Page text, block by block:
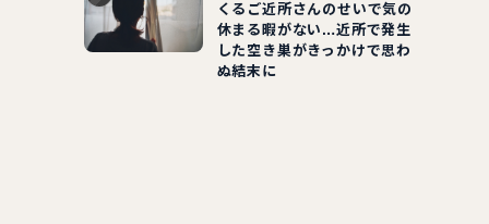
くるご近所さんのせいで気の
休まる暇がない…近所で発生
した空き巣がきっかけで思わ
ぬ結末に